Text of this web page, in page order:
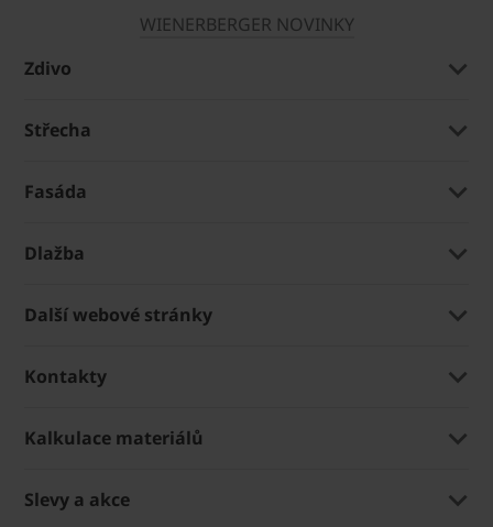
WIENERBERGER NOVINKY
Zdivo
Střecha
Fasáda
Dlažba
Další webové stránky
Kontakty
Kalkulace materiálů
Slevy a akce